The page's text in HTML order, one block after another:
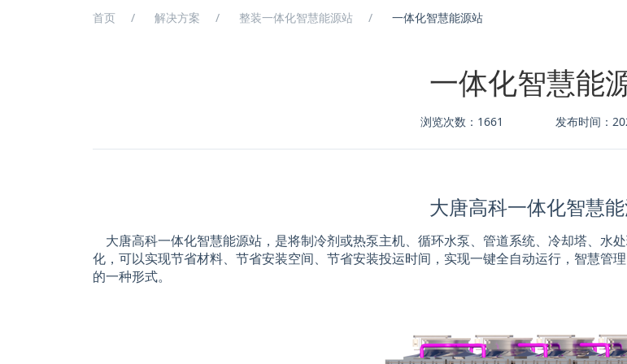
首页 解决方案 整装一体化智慧能源站 一体化智慧能源站
一体化智慧能
浏览次数：1661 发布时间：
大唐高科一体化智慧
大唐高科一体化智慧能源站，是将制冷剂或热泵主机、循环水泵、管道系统、冷却塔、水
化，可以实现节省材料、节省安装空间、节省安装投运时间，实现一键全自动运行，智慧管
的一种形式。